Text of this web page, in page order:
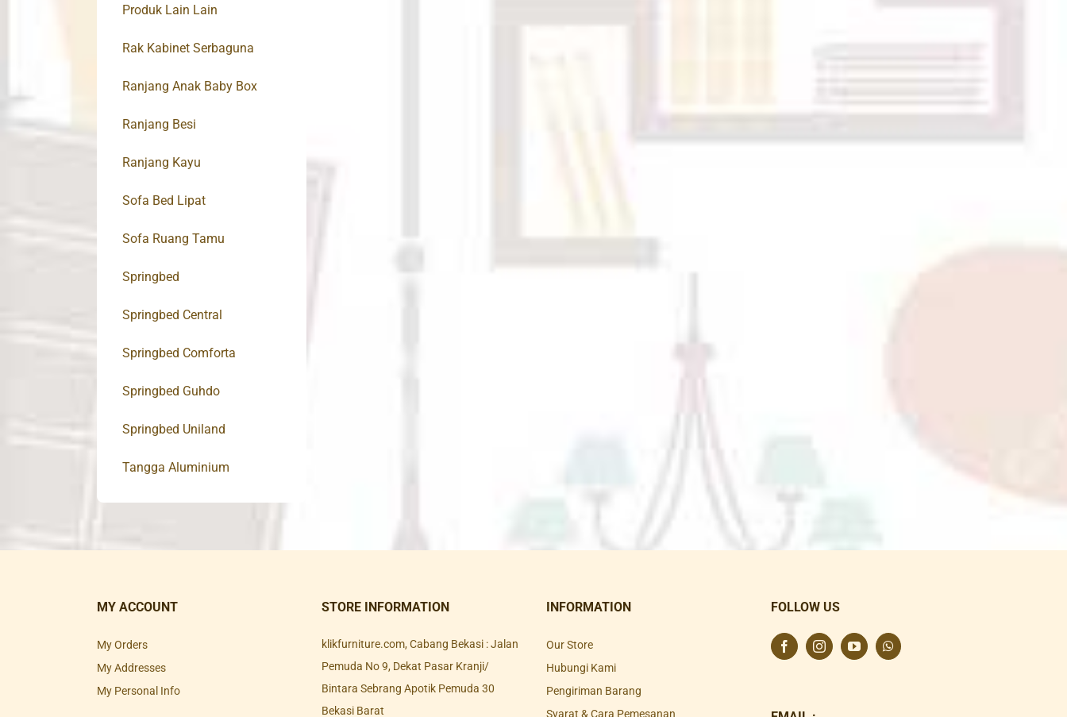
Produk Lain Lain
Rak Kabinet Serbaguna
Ranjang Anak Baby Box
Ranjang Besi
Ranjang Kayu
Sofa Bed Lipat
Sofa Ruang Tamu
Springbed
Springbed Central
Springbed Comforta
Springbed Guhdo
Springbed Uniland
Tangga Aluminium
MY ACCOUNT
My Orders
My Addresses
My Personal Info
STORE INFORMATION
klikfurniture.com, Cabang Bekasi : Jalan
Pemuda No 9, Dekat Pasar Kranji/
Bintara Sebrang Apotik Pemuda 30
Bekasi Barat
INFORMATION
Our Store
Hubungi Kami
Pengiriman Barang
Syarat & Cara Pemesanan
FOLLOW US